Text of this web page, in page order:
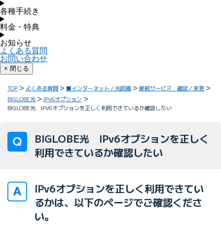
各種手続き
料金・特典
お知らせ
よくある質問
お問い合わせ
× 閉じる
TOP よくある質問 ■インターネット／光回線
接続サービス 確認／変更
BIGLOBE光
IPv6オプション
BIGLOBE光 IPv6オプションを正しく利用できているか確認したい
BIGLOBE光 IPv6オプションを正しく
利用できているか確認したい
IPv6オプションを正しく利用できてい
るかは、以下のページでご確認くださ
い。